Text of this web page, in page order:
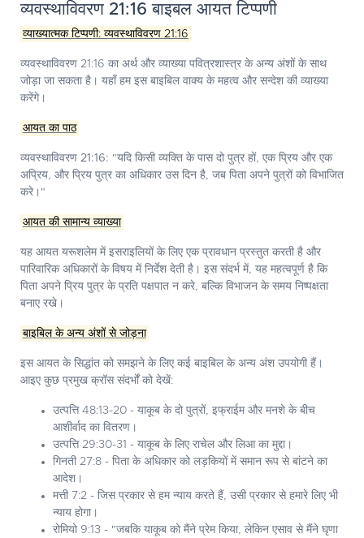
व्यवस्थाविवरण 21:16 बाइबल आयत टिप्पणी
व्याख्यात्मक टिप्पणी: व्यवस्थाविवरण 21:16
व्यवस्थाविवरण 21:16 का अर्थ और व्याख्या पवित्रशास्त्र के अन्य अंशों के साथ
जोड़ा जा सकता है। यहाँ हम इस बाइबिल वाक्य के महत्व और सन्देश की व्याख्या
करेंगे।
आयत का पाठ
व्यवस्थाविवरण 21:16: "यदि किसी व्यक्ति के पास दो पुत्र हों, एक प्रिय और एक
अप्रिय, और प्रिय पुत्र का अधिकार उस दिन है, जब पिता अपने पुत्रों को विभाजित
करे।"
आयत की सामान्य व्याख्या
यह आयत यरूशलेम में इसराइलियों के लिए एक प्रावधान प्रस्तुत करती है और
पारिवारिक अधिकारों के विषय में निर्देश देती है। इस संदर्भ में, यह महत्वपूर्ण है कि
पिता अपने प्रिय पुत्र के प्रति पक्षपात न करे, बल्कि विभाजन के समय निष्पक्षता
बनाए रखे।
बाइबिल के अन्य अंशों से जोड़ना
इस आयत के सिद्धांत को समझने के लिए कई बाइबिल के अन्य अंश उपयोगी हैं।
आइए कुछ प्रमुख क्रॉस संदर्भों को देखें:
उत्पत्ति 48:13-20 - याकूब के दो पुत्रों, इफ्राईम और मनशे के बीच
आशीर्वाद का वितरण।
उत्पत्ति 29:30-31 - याकूब के लिए राचेल और लिआ का मुद्दा।
गिनती 27:8 - पिता के अधिकार को लड़कियों में समान रूप से बांटने का
आदेश।
मत्ती 7:2 - जिस प्रकार से हम न्याय करते हैं, उसी प्रकार से हमारे लिए भी
न्याय होगा।
रोमियो 9:13 - "जबकि याकूब को मैंने प्रेम किया, लेकिन एसाव से मैंने घृणा